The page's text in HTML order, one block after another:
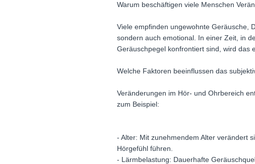
Warum beschäftigen viele Menschen
Viele empfinden ungewohnte Geräusche,
sondern auch emotional. In einer Zeit, in
Geräuschpegel konfrontiert sind, wird das
Welche Faktoren beeinflussen das
Veränderungen im Hör- und Ohrbereich
zum Beispiel:
- Alter: Mit zunehmendem Alter verändert
Hörgefühl führen.
- Lärmbelastung: Dauerhafte